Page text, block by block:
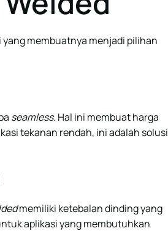
membuatnya menjadi pilihan
seamless. Hal ini membuat harga
tekanan rendah, ini adalah solusi
memiliki ketebalan dinding yang
aplikasi yang membutuhkan